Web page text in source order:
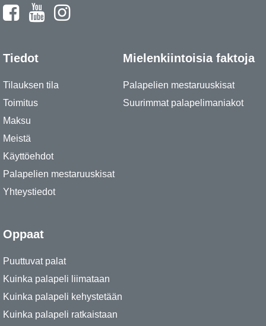
Tiedot
Tilauksen tila
Toimitus
Maksu
Meistä
Käyttöehdot
Palapelien mestaruuskisat
Yhteystiedot
Mielenkiintoisia faktoja
Palapelien mestaruuskisat
Suurimmat palapelimaniakot
Oppaat
Puuttuvat palat
Kuinka palapeli liimataan
Kuinka palapeli kehystetään
Kuinka palapeli ratkaistaan